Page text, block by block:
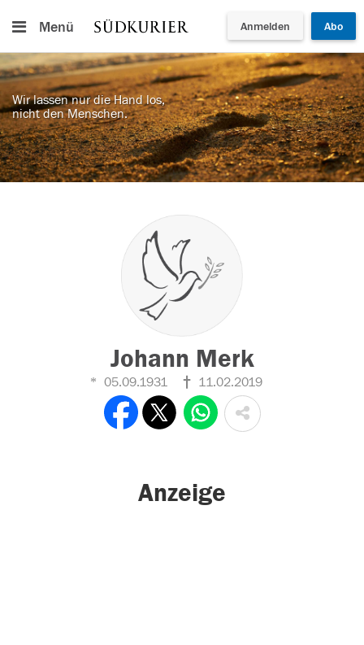
Menü Anmelden Abo
Wir lassen nur die Hand los,
nicht den Menschen.
Johann Merk
05.09.1931 11.02.2019
Anzeige